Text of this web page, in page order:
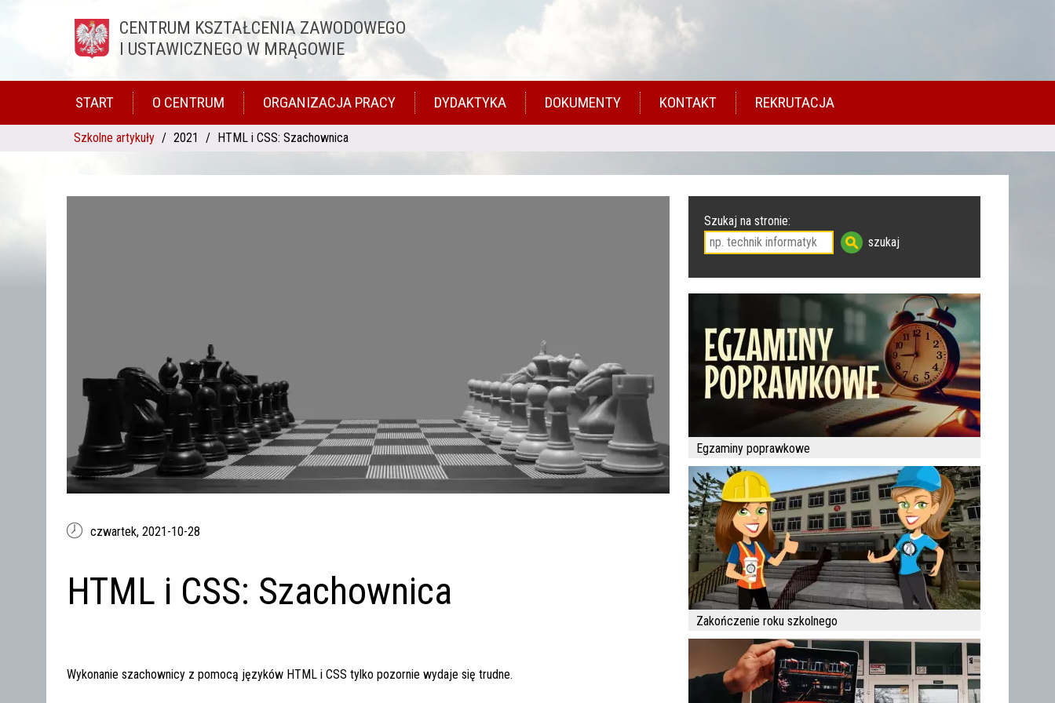
Przejdź do treści
CENTRUM KSZTAŁCENIA ZAWODOWEGO
I USTAWICZNEGO W MRĄGOWIE
START O CENTRUM ORGANIZACJA PRACY DYDAKTYKA DOKUMENTY KONTAKT REKRUTACJA
Szkolne artykuły 2021 HTML i CSS: Szachownica
czwartek,2021-10-28
HTML i CSS: Szachownica
Wykonanie szachownicy z pomocą języków HTML i CSS tylko pozornie wydaje się trudne.
Szukaj na stronie:
Egzaminy poprawkowe
Zakończenie roku szkolnego